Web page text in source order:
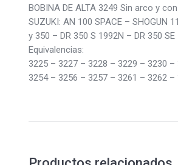
BOBINA DE ALTA 3249 Sin arco y
SUZUKI: AN 100 SPACE – SHOGUN
y 350 – DR 350 S 1992N – DR 350
Equivalencias:
3225 – 3227 – 3228 – 3229 – 3230
3254 – 3256 – 3257 – 3261 – 3262 –